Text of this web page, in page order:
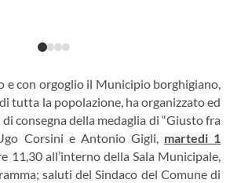
e con orgoglio il Municipio borghigiano,
tutta la popolazione, ha organizzato ed
consegna della medaglia di “Giusto fra
Corsini e Antonio Gigli, martedi 1
11,30 all’interno della Sala Municipale,
saluti del Sindaco del Comune di